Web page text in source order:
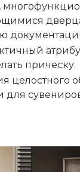
прическу.
для